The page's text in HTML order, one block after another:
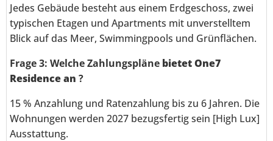
Jedes Gebäude besteht aus einem Erdgeschoss, zwei
typischen Etagen und Apartments mit unverstelltem
Blick auf das Meer, Swimmingpools und Grünflächen.
Frage 3: Welche Zahlungspläne bietet One7
Residence an ?
15 % Anzahlung und Ratenzahlung bis zu 6 Jahren. Die
Wohnungen werden 2027 bezugsfertig sein [High Lux]
Ausstattung.